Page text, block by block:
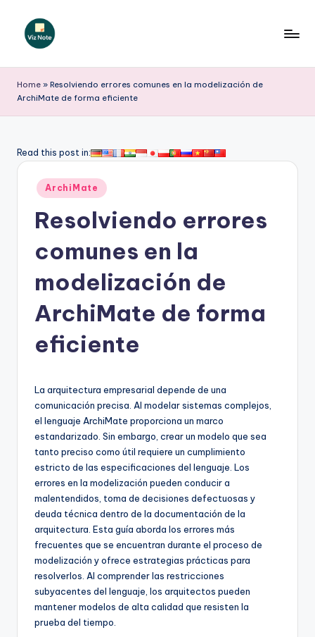
Saltar
iz
N
t
si
&
S
o
Home » Resolviendo errores comunes en la modelización de
ArchiMate de forma eficiente
Read this post in:
Publicado
en
ArchiMate
Resolviendo errores
comunes en la
modelización de
ArchiMate de forma
eficiente
La arquitectura empresarial depende de una
comunicación precisa. Al modelar sistemas complejos,
el lenguaje ArchiMate proporciona un marco
estandarizado. Sin embargo, crear un modelo que sea
tanto preciso como útil requiere un cumplimiento
estricto de las especificaciones del lenguaje. Los
errores en la modelización pueden conducir a
malentendidos, toma de decisiones defectuosas y
deuda técnica dentro de la documentación de la
arquitectura. Esta guía aborda los errores más
frecuentes que se encuentran durante el proceso de
modelización y ofrece estrategias prácticas para
resolverlos. Al comprender las restricciones
subyacentes del lenguaje, los arquitectos pueden
mantener modelos de alta calidad que resisten la
prueba del tiempo.